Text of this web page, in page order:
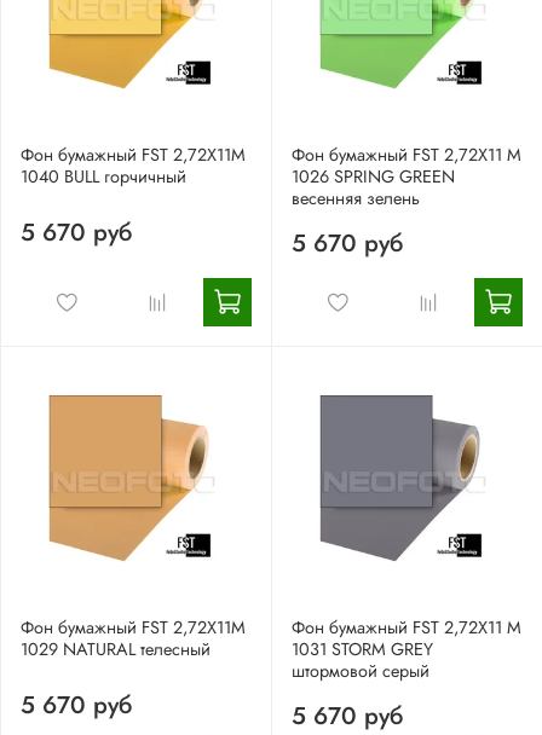
Фон бумажный FST 2,72X11M
1040 BULL горчичный
5 670 руб
Фон бумажный FST 2,72X11 М
1026 SPRING GREEN
весенняя зелень
5 670 руб
Фон бумажный FST 2,72X11М
1029 NATURAL телесный
5 670 руб
Фон бумажный FST 2,72X11 М
1031 STORM GREY
штормовой серый
5 670 руб